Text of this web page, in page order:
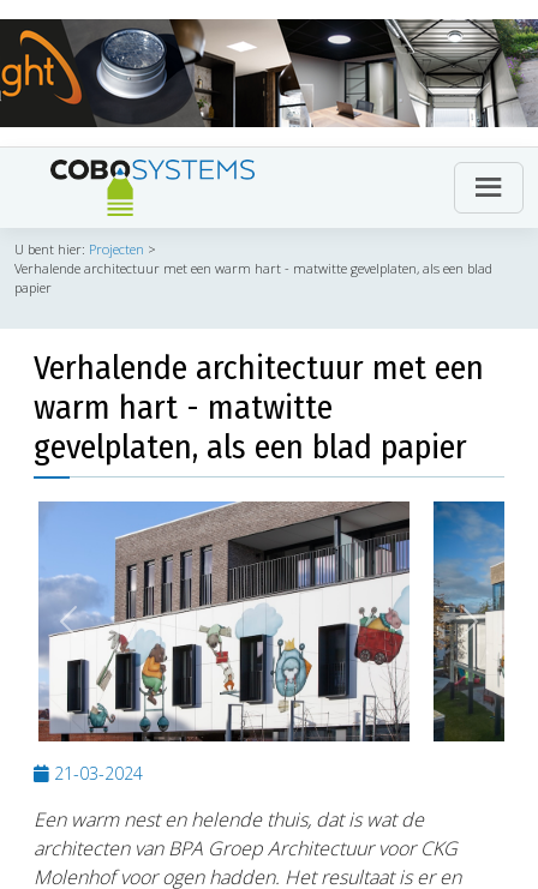
U bent hier: Projecten >
Verhalende architectuur met een warm hart - matwitte gevelplaten, als een blad
papier
Verhalende architectuur met een
warm hart - matwitte
gevelplaten, als een blad papier
Previous Next
21-03-2024
Een warm nest en helende thuis, dat is wat de
architecten van BPA Groep Architectuur voor CKG
Molenhof voor ogen hadden. Het resultaat is er en